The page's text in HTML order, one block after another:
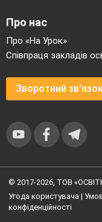
Про нас
Про «На Урок»
Співпраця закладів
Зворотний
© 2017-2026, ТОВ
Угода користувача |
конфіденційності